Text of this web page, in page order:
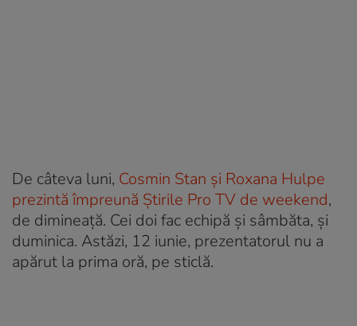
De câteva luni, Cosmin Stan și Roxana Hulpe
prezintă împreună Știrile Pro TV de weekend,
de dimineață. Cei doi fac echipă și sâmbăta, și
duminica. Astăzi, 12 iunie, prezentatorul nu a
apărut la prima oră, pe sticlă.